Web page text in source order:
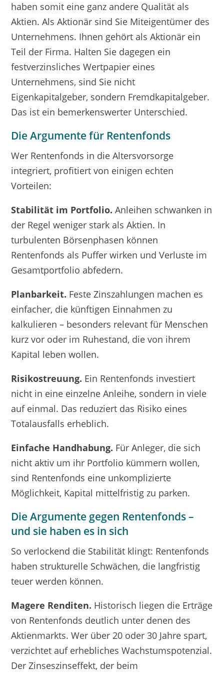
haben somit eine ganz andere Qualität als
Aktien. Als Aktionär sind Sie Miteigentümer des
Unternehmens. Ihnen gehört als Aktionär ein
Teil der Firma. Halten Sie dagegen ein
festverzinsliches Wertpapier eines
Unternehmens, sind Sie nicht
Eigenkapitalgeber, sondern Fremdkapitalgeber.
Das ist ein bemerkenswerter Unterschied.
Die Argumente für Rentenfonds
Wer Rentenfonds in die Altersvorsorge
integriert, profitiert von einigen echten
Vorteilen:
Stabilität im Portfolio. Anleihen schwanken in
der Regel weniger stark als Aktien. In
turbulenten Börsenphasen können
Rentenfonds als Puffer wirken und Verluste im
Gesamtportfolio abfedern.
Planbarkeit. Feste Zinszahlungen machen es
einfacher, die künftigen Einnahmen zu
kalkulieren – besonders relevant für Menschen
kurz vor oder im Ruhestand, die von ihrem
Kapital leben wollen.
Risikostreuung. Ein Rentenfonds investiert
nicht in eine einzelne Anleihe, sondern in viele
auf einmal. Das reduziert das Risiko eines
Totalausfalls erheblich.
Einfache Handhabung. Für Anleger, die sich
nicht aktiv um ihr Portfolio kümmern wollen,
sind Rentenfonds eine unkomplizierte
Möglichkeit, Kapital mittelfristig zu parken.
Die Argumente gegen Rentenfonds –
und sie haben es in sich
So verlockend die Stabilität klingt: Rentenfonds
haben strukturelle Schwächen, die langfristig
teuer werden können.
Magere Renditen. Historisch liegen die Erträge
von Rentenfonds deutlich unter denen des
Aktienmarkts. Wer über 20 oder 30 Jahre spart,
verzichtet auf erhebliches Wachstumspotenzial.
Der Zinseszinseffekt, der beim